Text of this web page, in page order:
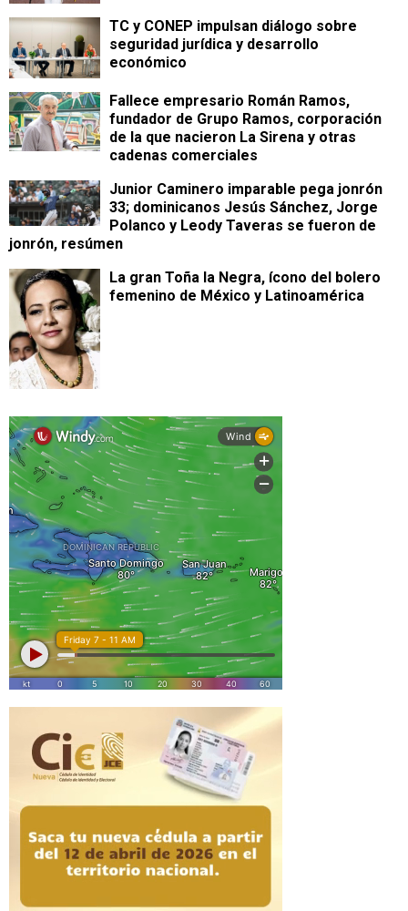
TC y CONEP impulsan diálogo sobre
seguridad jurídica y desarrollo
económico
Fallece empresario Román Ramos,
fundador de Grupo Ramos, corporación
de la que nacieron La Sirena y otras
cadenas comerciales
Junior Caminero imparable pega jonrón
33; dominicanos Jesús Sánchez, Jorge
Polanco y Leody Taveras se fueron de
jonrón, resúmen
La gran Toña la Negra, ícono del bolero
femenino de México y Latinoamérica